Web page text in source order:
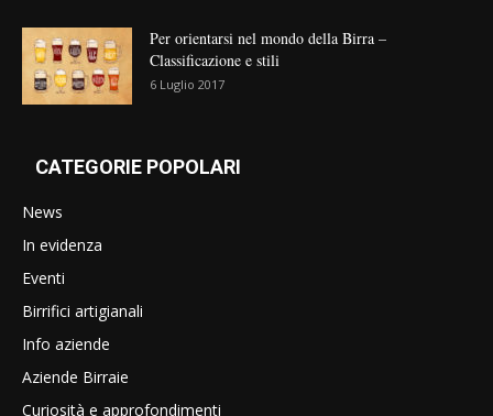
Per orientarsi nel mondo della Birra –
Classificazione e stili
6 Luglio 2017
CATEGORIE POPOLARI
News
In evidenza
Eventi
Birrifici artigianali
Info aziende
Aziende Birraie
Curiosità e approfondimenti